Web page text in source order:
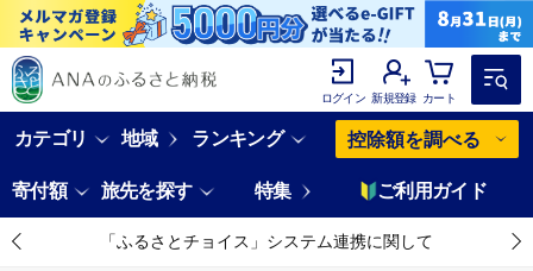
ログイン 新規登録 カート
カテゴリ 地域 ランキング 控除額を調べる
寄付額 旅先を探す 特集 ご利用ガイド
「ふるさとチョイス」システム連携に関して